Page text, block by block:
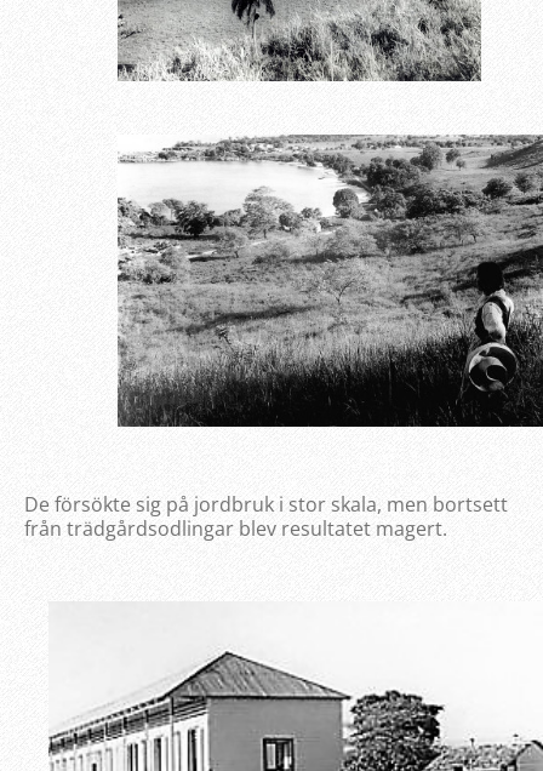
De försökte sig på jordbruk i stor skala, men bortsett
från trädgårdsodlingar blev resultatet magert.